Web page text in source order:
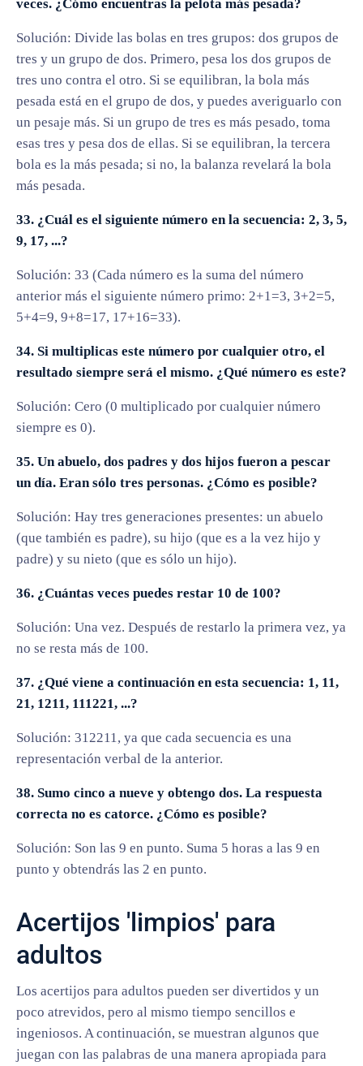
veces. ¿Cómo encuentras la pelota más pesada?
Solución: Divide las bolas en tres grupos: dos grupos de
tres y un grupo de dos. Primero, pesa los dos grupos de
tres uno contra el otro. Si se equilibran, la bola más
pesada está en el grupo de dos, y puedes averiguarlo con
un pesaje más. Si un grupo de tres es más pesado, toma
esas tres y pesa dos de ellas. Si se equilibran, la tercera
bola es la más pesada; si no, la balanza revelará la bola
más pesada.
33. ¿Cuál es el siguiente número en la secuencia: 2, 3, 5,
9, 17, ...?
Solución: 33 (Cada número es la suma del número
anterior más el siguiente número primo: 2+1=3, 3+2=5,
5+4=9, 9+8=17, 17+16=33).
34. Si multiplicas este número por cualquier otro, el
resultado siempre será el mismo. ¿Qué número es este?
Solución: Cero (0 multiplicado por cualquier número
siempre es 0).
35. Un abuelo, dos padres y dos hijos fueron a pescar
un día. Eran sólo tres personas. ¿Cómo es posible?
Solución: Hay tres generaciones presentes: un abuelo
(que también es padre), su hijo (que es a la vez hijo y
padre) y su nieto (que es sólo un hijo).
36. ¿Cuántas veces puedes restar 10 de 100?
Solución: Una vez. Después de restarlo la primera vez, ya
no se resta más de 100.
37. ¿Qué viene a continuación en esta secuencia: 1, 11,
21, 1211, 111221, ...?
Solución: 312211, ya que cada secuencia es una
representación verbal de la anterior.
38. Sumo cinco a nueve y obtengo dos. La respuesta
correcta no es catorce. ¿Cómo es posible?
Solución: Son las 9 en punto. Suma 5 horas a las 9 en
punto y obtendrás las 2 en punto.
Acertijos 'limpios' para
adultos
Los acertijos para adultos pueden ser divertidos y un
poco atrevidos, pero al mismo tiempo sencillos e
ingeniosos. A continuación, se muestran algunos que
juegan con las palabras de una manera apropiada para